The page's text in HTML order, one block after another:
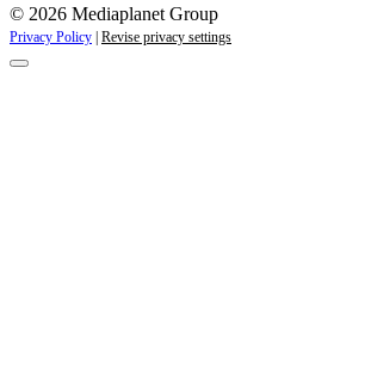
© 2026 Mediaplanet Group
Privacy Policy Revise privacy settings